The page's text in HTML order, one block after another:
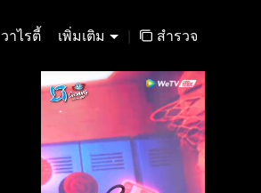
วาไรตี้ เพิ่มเติม | สำรวจ